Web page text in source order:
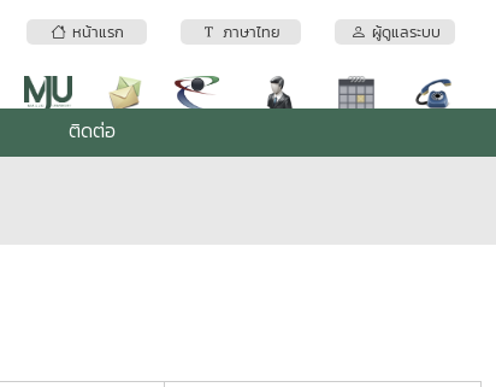
หน้าแรก ภาษาไทย ผู้ดูแลระบบ
ติดต่อ